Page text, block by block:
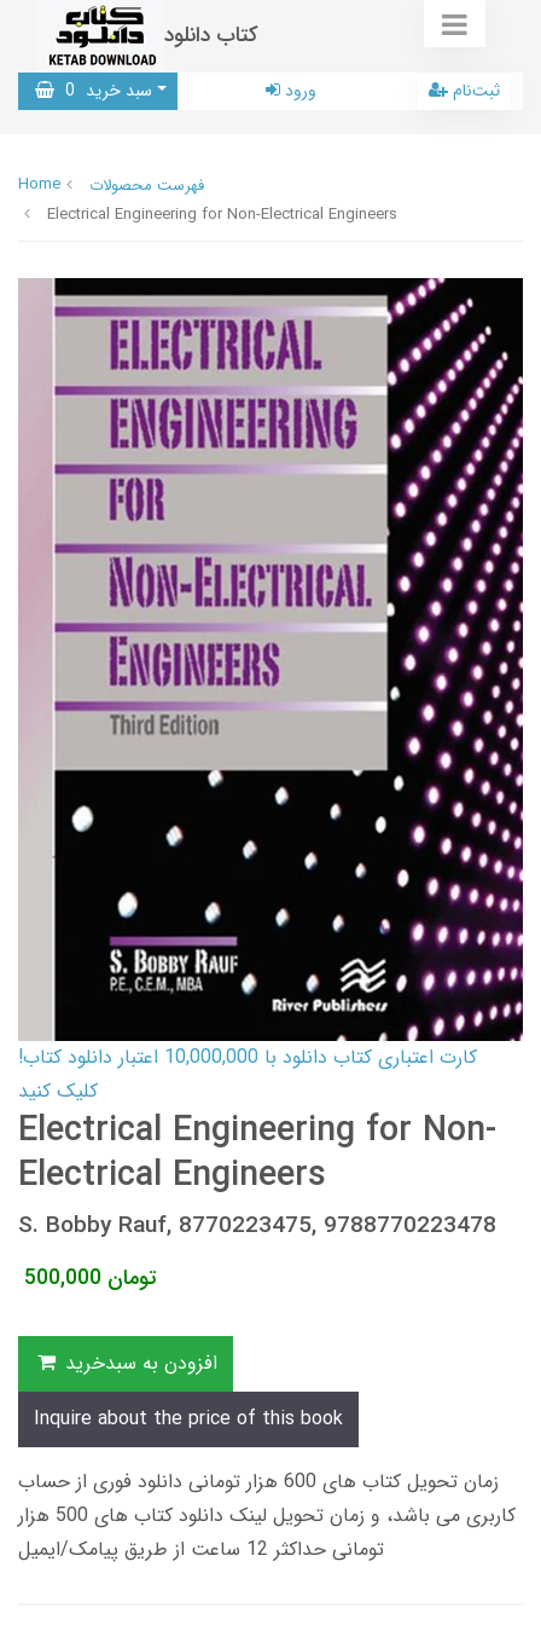
کتاب دانلود
سبد خرید 0 ورود ثبت‌نام
Home
فهرست محصولات
Electrical Engineering for Non-Electrical Engineers
کارت اعتباری کتاب دانلود با 10,000,000 اعتبار دانلود کتاب!
کلیک کنید
Electrical Engineering for Non-
Electrical Engineers
S. Bobby Rauf, 8770223475, 9788770223478
500,000 تومان
افزودن به سبدخرید
Inquire about the price of this book
زمان تحویل کتاب های 600 هزار تومانی دانلود فوری از حساب
کاربری می باشد، و زمان تحویل لینک دانلود کتاب های 500 هزار
تومانی حداکثر 12 ساعت از طریق پیامک/ایمیل